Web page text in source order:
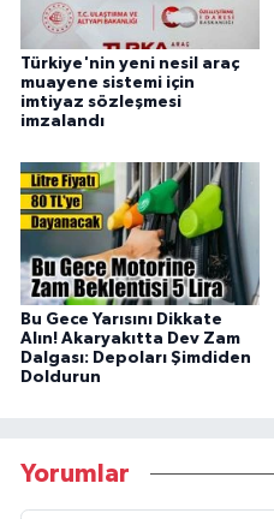
Türkiye'nin yeni nesil araç
muayene sistemi için
imtiyaz sözleşmesi
imzalandı
Bu Gece Yarısını Dikkate
Alın! Akaryakıtta Dev Zam
Dalgası: Depoları Şimdiden
Doldurun
Yorumlar